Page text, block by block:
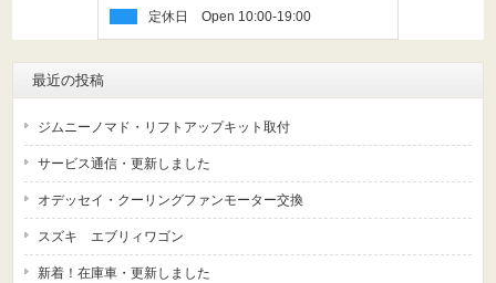
定休日
最近の投稿
ジムニーノマド・リフトアップキット取付
サービス通信・更新しました
オデッセイ・クーリングファンモーター交換
スズキ エブリィワゴン
新着！在庫車・更新しました